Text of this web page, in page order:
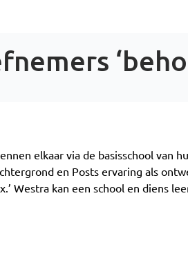
elkaar via de basisschool van
en Posts ervaring als
Westra kan een school en diens